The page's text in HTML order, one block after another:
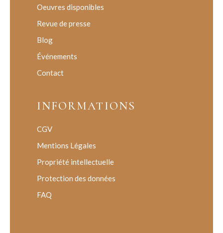
Oeuvres disponibles
Revue de presse
Blog
Événements
Contact
INFORMATIONS
CGV
Mentions Légales
Propriété intellectuelle
Protection des données
FAQ